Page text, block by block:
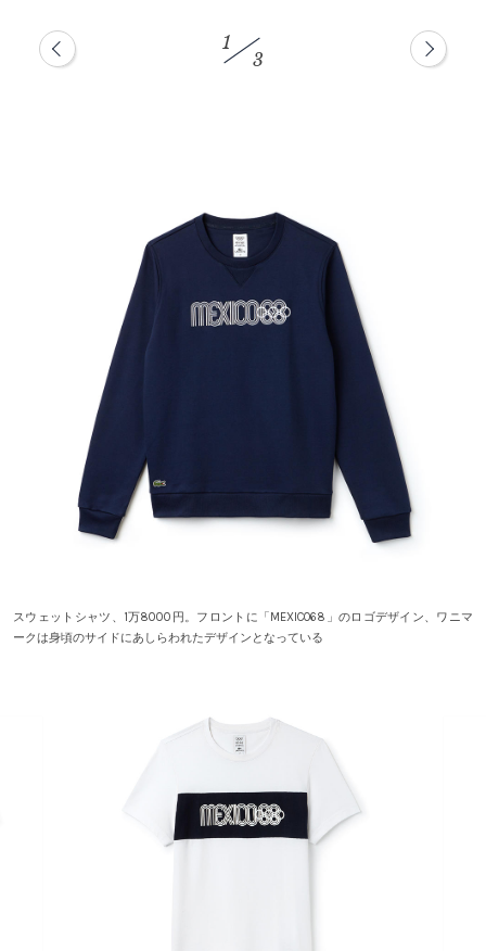
1
3
スウェットシャツ、1万8000円。フロントに「MEXICO68」のロゴデザイン、ワニマ
ークは身頃のサイドにあしらわれたデザインとなっている